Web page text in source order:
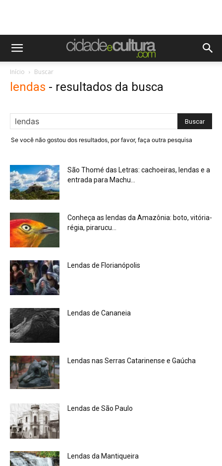
Início Buscar
lendas - resultados da busca
Se você não gostou dos resultados, por favor, faça outra pesquisa
São Thomé das Letras: cachoeiras, lendas e a
entrada para Machu...
Conheça as lendas da Amazônia: boto, vitória-
régia, pirarucu…
Lendas de Florianópolis
Lendas de Cananeia
Lendas nas Serras Catarinense e Gaúcha
Lendas de São Paulo
Lendas da Mantiqueira